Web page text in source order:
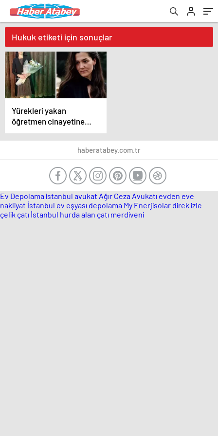
Hukuk etiketi için sonuçlar
Yürekleri yakan
öğretmen cinayetine
ilişkin bakanlardan peş
peşe açıklamalar
haberatabey.com.tr
Ev Depolama istanbul avukat Ağır Ceza Avukatı evden eve
nakliyat İstanbul ev eşyası depolama My Enerjisolar direk izle
çelik çatı İstanbul hurda alan çatı merdiveni